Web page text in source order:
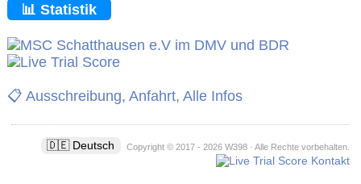
📊 Statistik
📋 Ausschreibung, Anfahrt, Alle Infos
🇩🇪 Deutsch Copyright © 2017 - 2026 W398 · Alle Rechte vorbehalten.
Kontakt